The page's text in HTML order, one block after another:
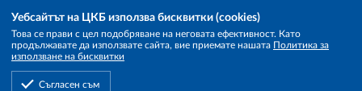
Уебсайтът на ЦКБ използва бисквитки (cookies)
Това се прави с цел подобряване на неговата ефективност. Като
продължавате да използвате сайта, вие приемате нашата Политика за
използване на бисквитки
Съгласен съм